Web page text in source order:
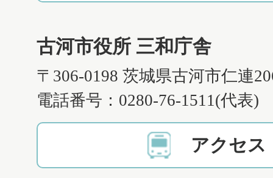
古河市役所 三和庁舎
〒306-0198 茨城県古河市仁連
電話番号：0280-76-1511(代表)
アクセス